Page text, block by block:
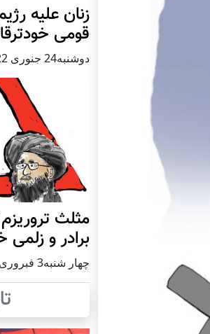
زنان علیه
قومی
دوشنبه24 جنوری 2022
مثلث
برادر و زلمی
چهار شنبه3 فبروری 2021